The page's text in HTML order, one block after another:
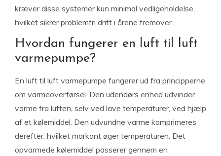
kræver disse systemer kun minimal vedligeholdelse,
hvilket sikrer problemfri drift i årene fremover.
Hvordan fungerer en luft til luft
varmepumpe?
En luft til luft varmepumpe fungerer ud fra principperne
om varmeoverførsel. Den udendørs enhed udvinder
varme fra luften, selv ved lave temperaturer, ved hjælp
af et kølemiddel. Den udvundne varme komprimeres
derefter, hvilket markant øger temperaturen. Det
opvarmede kølemiddel passerer gennem en